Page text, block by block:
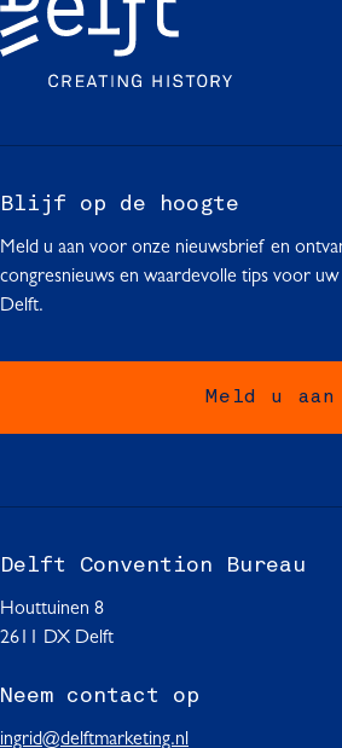
Blijf op de hoogte
Meld u aan voor onze nieuwsbrief en
congresnieuws en waardevolle tips voor
Delft.
Meld u aan
Delft Convention Bureau
Houttuinen 8
2611 DX Delft
Neem contact op
ingrid@delftmarketing.nl